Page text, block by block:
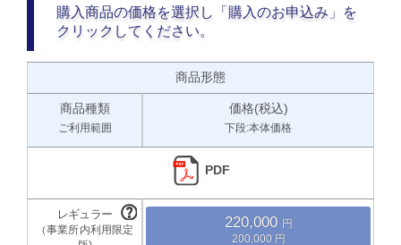
購入商品の価格を選択し「購入のお申込み」を
クリックしてください。
商品形態
商品種類
ご利用範囲
価格(税込)
下段:本体価格
PDF
220,000
200,000